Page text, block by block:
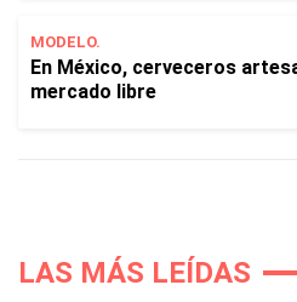
MODELO.
En México, cerveceros
mercado libre
LAS MÁS LEÍDAS